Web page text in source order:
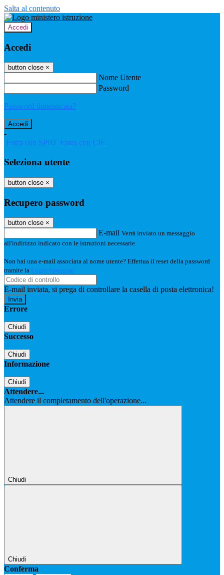
Salta al contenuto
Accedi
Accedi
button close ×
Nome Utente
Password
Password dimenticata?
-
Entra con SPID Entra con CIE
Seleziona utente
button close ×
Recupero password
button close ×
E-mail Verrà inviato un messaggio
all'indirizzo indicato con le istruzioni necessarie.
Non hai una e-mail associata al nome utente? Effettua il reset della password
tramite la Login Spaggiari
E-mail inviata, si prega di controllare la casella di posta elettronica!
Errore
Chiudi
Successo
Chiudi
Informazione
Chiudi
Attendere...
Attendere il completamento dell'operazione...
Chiudi
Chiudi
Conferma